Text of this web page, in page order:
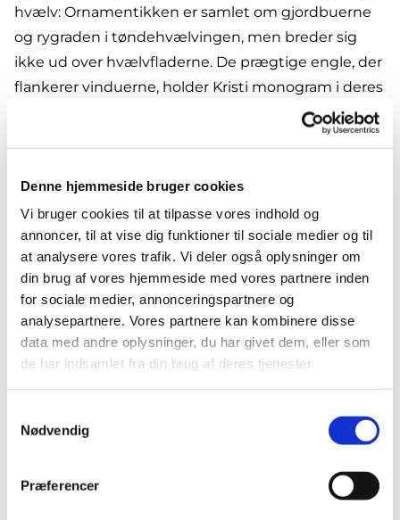
Denne hjemmeside bruger cookies
Vi bruger cookies til at tilpasse vores indhold og
annoncer, til at vise dig funktioner til sociale medier og til
at analysere vores trafik. Vi deler også oplysninger om
din brug af vores hjemmeside med vores partnere inden
for sociale medier, annonceringspartnere og
analysepartnere. Vores partnere kan kombinere disse
data med andre oplysninger, du har givet dem, eller som
de har indsamlet fra din brug af deres tjenester.
Nødvendig
Præferencer
hvælv: Ornamentikken er samlet om gjordbuerne
og rygraden i tøndehvælvingen, men breder sig
ikke ud over hvælvfladerne. De prægtige engle, der
flankerer vinduerne, holder Kristi monogram i deres
Med udsmykningen af Sions kirke for øje gjorde
østgavlens vedkommende navnlig af Orcagnas
dommedagsbillede i Pisas "Campo Santo" og fra
Fiesoles dommedagsbillede i Akademiet i Florens.
De tolv engle over vinduerne er i familie med
mosaikker i San. Prassede i Rom. Vestgavlen viser
nogen påvirkning fra Signorellis fresker i Orvieto og
måske fra Michel Angelos dommedagsbillede i
Arkitekt Valdemar Koch skrev således i " Tidsskrift
Siden middelalderen er der ikke gjort noget forsøg